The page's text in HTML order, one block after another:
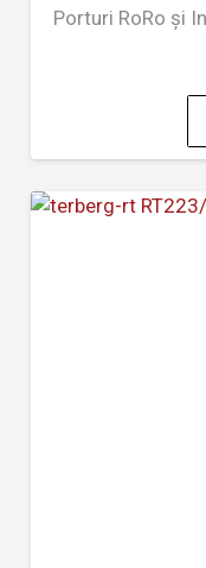
Porturi RoRo și